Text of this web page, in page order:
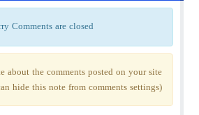
Comments are closed
about the comments posted on your site
hide this note from comments settings)